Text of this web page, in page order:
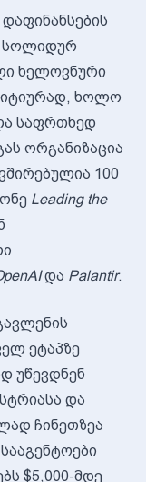
სოლიდურ
ხელოვნური
ხოლო
საფრთხედ
ორგანიზაცია
100
Leading the
და Palantir.
ეტაპზე
უწევდნენ
და
ჩინეთზეა
$5,000-მდე